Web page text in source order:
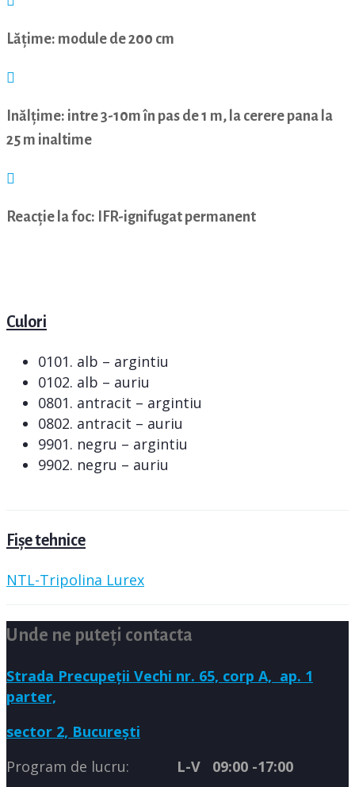
Lățime: module de 200 cm
Inălțime: intre 3-10m în pas de 1 m, la cerere pana la
25 m inaltime
Reacție la foc: IFR-ignifugat permanent
Culori
0101. alb – argintiu
0102. alb – auriu
0801. antracit – argintiu
0802. antracit – auriu
9901. negru – argintiu
9902. negru – auriu
Fișe tehnice
NTL-Tripolina Lurex
Unde ne puteți contacta
Strada Precupeții Vechi nr. 65, corp A, ap. 1
parter,
sector 2, București
Program de lucru: L-V 09:00 -17:00